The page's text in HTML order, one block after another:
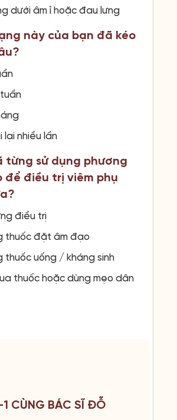
dưới âm ỉ hoặc đau lưng
này của bạn đã kéo
tuần
lại nhiều lần
từng sử dụng phương
để điều trị viêm phụ
điều trị
thuốc đặt âm đạo
thuốc uống / kháng sinh
thuốc hoặc dùng mẹo dân
CÙNG BÁC SĨ ĐỖ